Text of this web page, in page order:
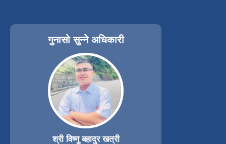
गुनासो सुन्ने अधिकारी
श्री विष्णु बहादुर खत्री